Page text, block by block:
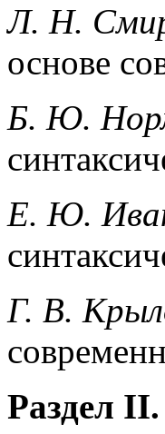
Л. Н.
основе
Б. Ю.
Е. Ю.
Г. В.
Раздел